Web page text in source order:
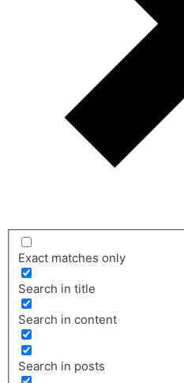
Exact matches only
Search in title
Search in content
Search in posts